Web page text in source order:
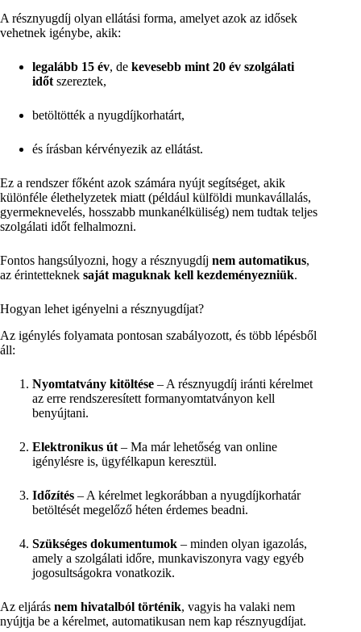
A résznyugdíj olyan ellátási forma, amelyet azok az idősek
vehetnek igénybe, akik:
legalább 15 év, de kevesebb mint 20 év szolgálati
időtszereztek,
betöltötték a nyugdíjkorhatárt,
és írásban kérvényezik az ellátást.
Ez a rendszer főként azok számára nyújt segítséget, akik
különféle élethelyzetek miatt (például külföldi munkavállalás,
gyermeknevelés, hosszabb munkanélküliség) nem tudtak teljes
szolgálati időt felhalmozni.
Fontos hangsúlyozni, hogy a résznyugdíj nem automatikus,
az érintetteknek saját maguknak kell kezdeményezniük.
Hogyan lehet igényelni a résznyugdíjat?
Az igénylés folyamata pontosan szabályozott, és több lépésből
áll:
Nyomtatvány kitöltése – A résznyugdíj iránti kérelmet
az erre rendszeresített formanyomtatványon kell
benyújtani.
Elektronikus út – Ma már lehetőség van online
igénylésre is, ügyfélkapun keresztül.
Időzítés – A kérelmet legkorábban a nyugdíjkorhatár
betöltését megelőző héten érdemes beadni.
Szükséges dokumentumok – minden olyan igazolás,
amely a szolgálati időre, munkaviszonyra vagy egyéb
jogosultságokra vonatkozik.
Az eljárás nem hivatalból történik, vagyis ha valaki nem
nyújtja be a kérelmet, automatikusan nem kap résznyugdíjat.